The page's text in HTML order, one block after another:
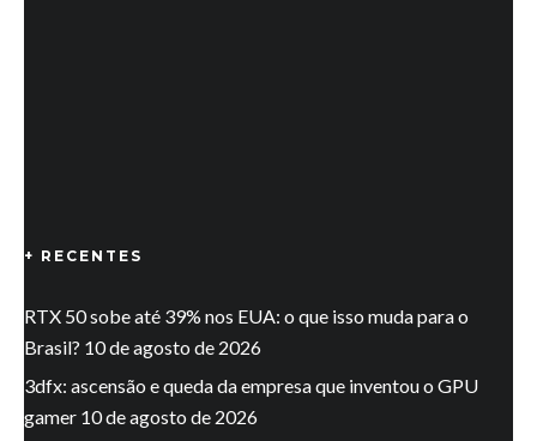
+ RECENTES
RTX 50 sobe até 39% nos EUA: o que isso muda para o
Brasil? 10 de agosto de 2026
3dfx: ascensão e queda da empresa que inventou o GPU
gamer 10 de agosto de 2026